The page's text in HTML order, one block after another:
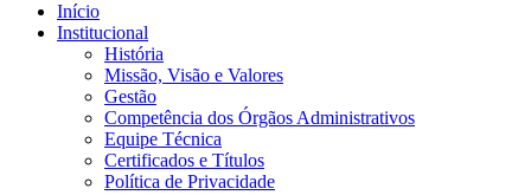
Início
Institucional
História
Missão, Visão e Valores
Gestão
Competência dos Órgãos Administrativos
Equipe Técnica
Certificados e Títulos
Política de Privacidade